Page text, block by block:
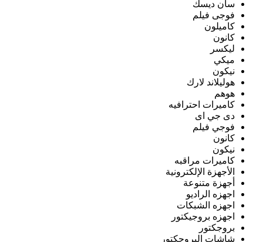
سان ديسك
فوجى فيلم
كاميلون
كانون
ليكسر
ميكي
نيكون
هوليلاند لارك
هوهم
كاميرات احترافيه
دى جي اى
فوجي فيلم
كانون
نيكون
كاميرات مراقبه
الأجهزة الإلكترونية
أجهزة متنوعة
اجهزه الراديو
اجهزه الشبكات
اجهزه بروجيكتور
بروجكتور
شاشات البروجكتور